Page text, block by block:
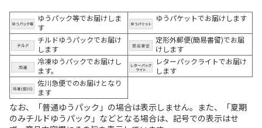
ゆうパック等でお届けしま
す
ゆうパケットでお届けします
チルドゆうパックでお届け
します
定形外郵便(簡易書留)でお届
けします
冷凍ゆうパックでお届けし
ます。
レターパックライトでお届け
します
佐川急便でのお届けとなり
ます
なお、「普通ゆうパック」の場合は表示しません。また、「夏期
のみチルドゆうパック」などとなる場合は、記号での表示はせ